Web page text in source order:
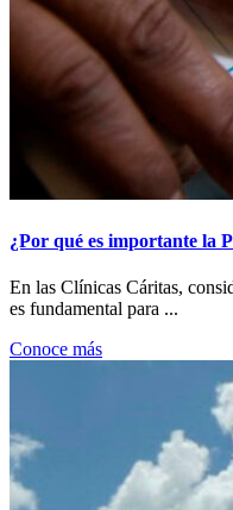
¿Por qué es importante la
En las Clínicas Cáritas,
es fundamental para ...
Conoce más